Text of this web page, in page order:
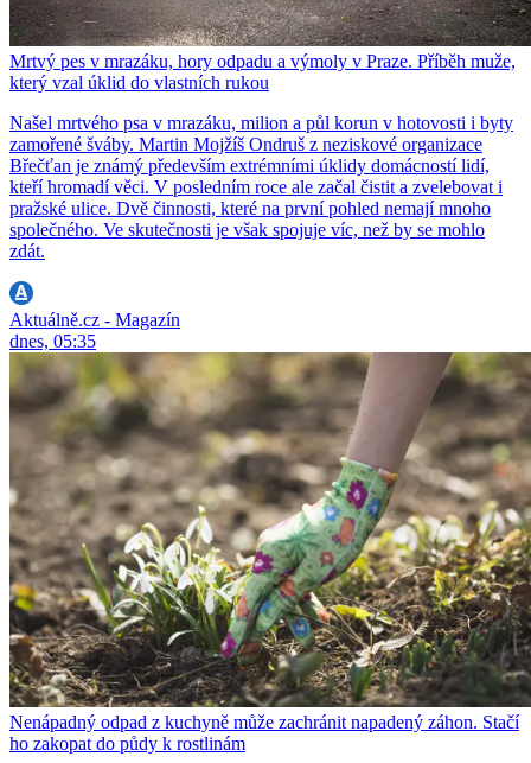
Mrtvý pes v mrazáku, hory odpadu a výmoly v Praze. Příběh muže,
který vzal úklid do vlastních rukou
Našel mrtvého psa v mrazáku, milion a půl korun v hotovosti i byty
zamořené šváby. Martin Mojžíš Ondruš z neziskové organizace
Břečťan je známý především extrémními úklidy domácností lidí,
kteří hromadí věci. V posledním roce ale začal čistit a zvelebovat i
pražské ulice. Dvě činnosti, které na první pohled nemají mnoho
společného. Ve skutečnosti je však spojuje víc, než by se mohlo
zdát.
Aktuálně.cz - Magazín
dnes, 05:35
Nenápadný odpad z kuchyně může zachránit napadený záhon. Stačí
ho zakopat do půdy k rostlinám